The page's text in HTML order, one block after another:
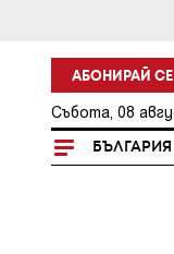
АБОНИРАЙ СЕ
Събота, 08
БЪЛГАРИЯ